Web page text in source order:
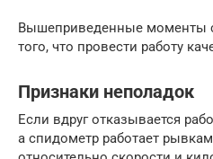
Вышеприведенные моменты
того, что провести работу
Признаки неполадок
Если вдруг отказывается
а спидометр работает